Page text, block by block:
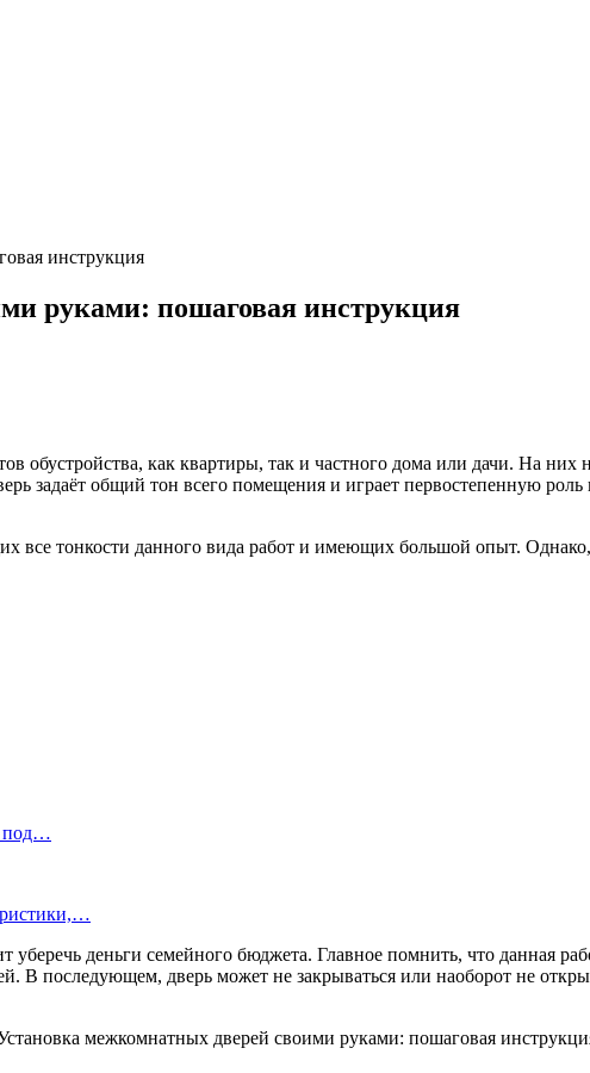
инструкция
руками: пошаговая инструкция
обустройства, как квартиры, так и частного дома или дачи. На
задаёт общий тон всего помещения и играет первостепенную
все тонкости данного вида работ и имеющих большой опыт.
под…
деньги семейного бюджета. Главное помнить, что данная
В последующем, дверь может не закрываться или наоборот не